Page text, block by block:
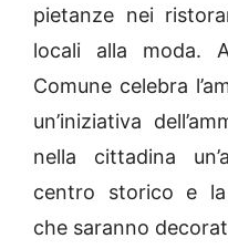
pietanze nei
locali alla moda.
Comune celebra
un’iniziativa
nella cittadina
centro storico e la
che saranno